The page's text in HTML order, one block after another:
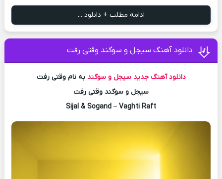
ادامه مطلب + دانلود ...
دانلود آهنگ سیجل و سوگند وقتی رفت
دانلود آهنگ جدید سیجل و سوگند به نام وقتی رفت
سیجل و سوگند وقتی رفت
Sijal & Sogand – Vaghti Raft